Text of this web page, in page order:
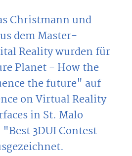
Christmann und
dem Master-
Reality wurden für
Planet - How the
the future" auf
on Virtual Reality
in St. Malo
3DUI Contest